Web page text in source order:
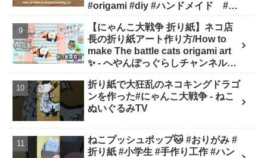
#origami #diy #ハンドメイド #工
【にゃんこ大戦争 折り紙】ネコ店
長の折り紙アート作り方/How to
make The battle cats origami art
✨️ - へやんぽっぐらしチャンネル
character origami)】
折り紙で大狂乱のネコキングドラゴ
ンを作った#にゃんこ大戦争 - ねこ
ぬいぐるみTV
ねこプッシュポップ🐱 #おりがみ #
折り紙 #小学生 #手作り工作 #ハン